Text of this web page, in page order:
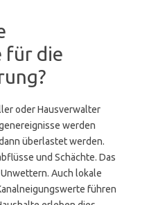
für die
oder Hausverwalter
werden
überlastet werden.
und Schächte. Das
Auch lokale
führen